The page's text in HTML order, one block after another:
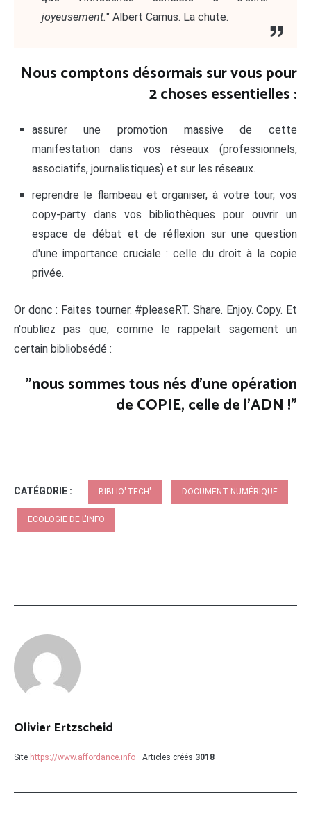
joyeusement." Albert Camus. La chute.
Nous comptons désormais sur vous pour
2 choses essentielles :
assurer une promotion massive de cette
manifestation dans vos réseaux (professionnels,
associatifs, journalistiques) et sur les réseaux.
reprendre le flambeau et organiser, à votre tour, vos
copy-party dans vos bibliothèques pour ouvrir un
espace de débat et de réflexion sur une question
d'une importance cruciale : celle du droit à la copie
privée.
Or donc : Faites tourner. #pleaseRT. Share. Enjoy. Copy. Et
n'oubliez pas que, comme le rappelait sagement un
certain bibliobsédé :
"nous sommes tous nés d'une opération
de COPIE, celle de l'ADN !"
CATÉGORIE : BIBLIO"TECH" DOCUMENT NUMÉRIQUE
ECOLOGIE DE L'INFO
Olivier Ertzscheid
Site https://www.affordance.info Articles créés 3018